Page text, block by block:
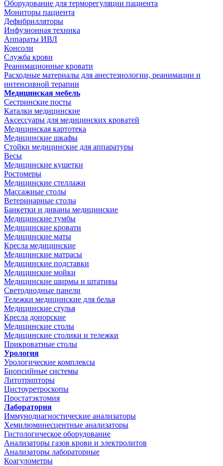
Оборудование для терморегуляции пациента
Мониторы пациента
Дефибрилляторы
Инфузионная техника
Аппараты ИВЛ
Консоли
Служба крови
Реанимационные кровати
Расходные материалы для анестезиологии, реанимации и
интенсивной терапии
Медицинская мебель
Сестринские посты
Каталки медицинские
Аксессуары для медицинских кроватей
Медицинская картотека
Медицинские шкафы
Стойки медицинские для аппаратуры
Весы
Медицинские кушетки
Ростомеры
Медицинские стеллажи
Массажные столы
Ветеринарные столы
Банкетки и диваны медицинские
Медицинские тумбы
Медицинские кровати
Медицинские маты
Кресла медицинские
Медицинские матрасы
Медицинские подставки
Медицинские мойки
Медицинские ширмы и штативы
Светодиодные панели
Тележки медицинские для белья
Медицинские стулья
Кресла донорские
Медицинские столы
Медицинские столики и тележки
Прикроватные столы
Урология
Урологические комплексы
Биопсийные системы
Литотрипторы
Цистоуретроскопы
Простатэктомия
Лаборатория
Иммунодиагностические анализаторы
Хемилюминесцентные анализаторы
Гистологическое оборудование
Анализаторы газов крови и электролитов
Анализаторы лабораторные
Коагулометры